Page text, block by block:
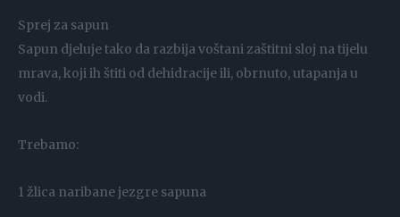
Sprej za sapun
Sapun djeluje tako da razbija voštani zaštitni sloj na tijelu
mrava, koji ih štiti od dehidracije ili, obrnuto, utapanja u
vodi.
Trebamo:
1 žlica naribane jezgre sapuna